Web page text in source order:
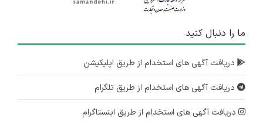
ما را دنبال کنید
دریافت آگهی های استخدام از طریق اپلیکیشن
دریافت آگهی های استخدام از طریق تلگرام
دریافت آگهی های استخدام از طریق اینستاگرام